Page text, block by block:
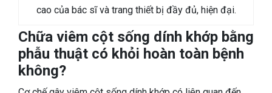
cao của bác sĩ và trang thiết bị đầy đủ, hiện đại.
Chữa viêm cột sống dính khớp bằng
phẫu thuật có khỏi hoàn toàn bệnh
không?